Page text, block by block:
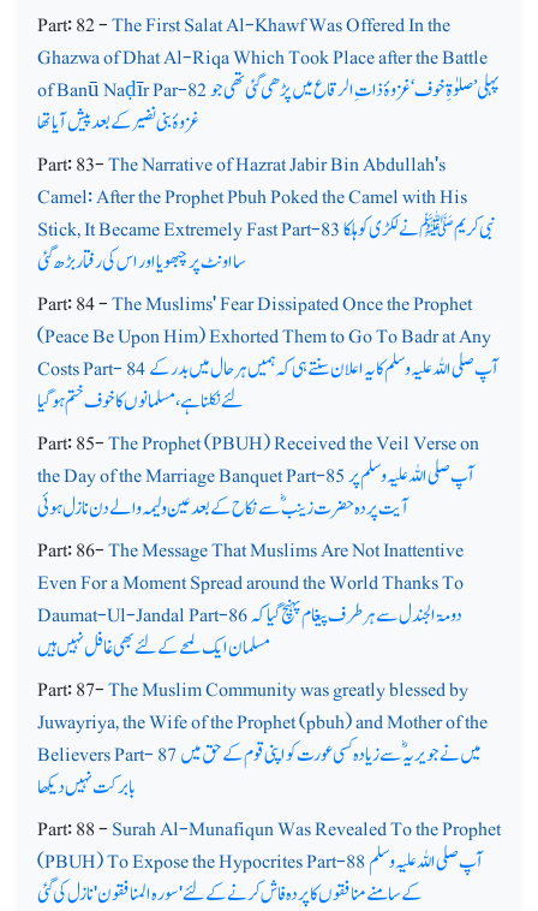
Part: 82 -The First Salat Al-Khawf Was Offered In the
Ghazwa of Dhat Al-Riqa Which Took Place after the Battle
of Banū Naḍīr Par-82پہلی’ صلوٰۃِ خوف ‘ غزوۂ ذات ِ الرقاع میں پڑھی گئی تھی جو
غزوۂ بنی نضیر کے بعد پیش آیا تھا
Part: 83-The Narrative of Hazrat Jabir Bin Abdullah's
Camel: After the Prophet Pbuh Poked the Camel with His
Stick, It Became Extremely Fast Part-83نبی کریم ﷺنے لکڑی کو ہلکا
سا اونٹ پر چبھویا اور اس کی رفتار بڑھ گئی
Part: 84 -The Muslims' Fear Dissipated Once the Prophet
(Peace Be Upon Him) Exhorted Them to Go To Badr at Any
Costs Part- 84آپ صلی اللہ علیہ وسلم کا یہ اعلان سنتے ہی کہ ہمیں ہر حال میں بدر کے
لئے نکلنا ہے،مسلمانوں کا خوف ختم ہوگیا
Part: 85-The Prophet (PBUH) Received the Veil Verse on
the Day of the Marriage Banquet Part-85آپ صلی اللہ علیہ وسلم پر
آیت پردہ حضرت زینبؓ سے نکاح کے بعد عین ولیمہ والے دن نازل ہوئی
Part: 86-The Message That Muslims Are Not Inattentive
Even For a Moment Spread around the World Thanks To
Daumat-Ul-Jandal Part-86دومۃ الجندل سے ہر طرف پیغام پہنچ گیا کہ
مسلمان ایک لمحے کے لئے بھی غافل نہیں ہیں
Part: 87-The Muslim Community was greatly blessed by
Juwayriya, the Wife of the Prophet (pbuh) and Mother of the
Believers Part- 87میں نے جویریہؓ سے زیادہ کسی عورت کو اپنی قوم کے حق میں
بابرکت نہیں دیکھا
Part: 88 -Surah Al-Munafiqun Was Revealed To the Prophet
(PBUH) To Expose the Hypocrites Part-88آپ صلی اللہ علیہ وسلم
کے سامنے منافقوں کا پردہ فاش کرنے کے لئے'سورہ المنافقون'نازل کی گئی